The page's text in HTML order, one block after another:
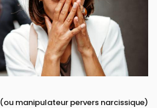
(ou manipulateur pervers narcissique)